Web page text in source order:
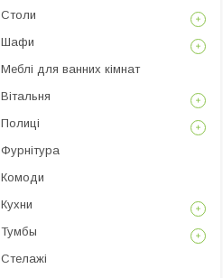
Столи
Шафи
Меблі для ванних кімнат
Вітальня
Полиці
Фурнітура
Комоди
Кухни
Тумбы
Стелажі